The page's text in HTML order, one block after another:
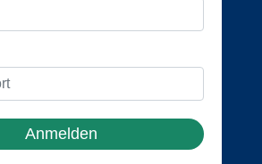
Anmelden